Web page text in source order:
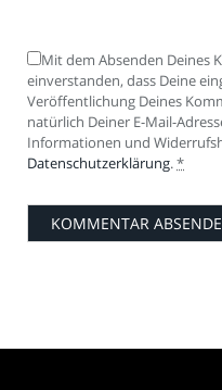
Mit dem Absenden Deines
einverstanden, dass Deine
Veröffentlichung Deines
natürlich Deiner E-Mail-
Informationen und
Datenschutzerklärung.*